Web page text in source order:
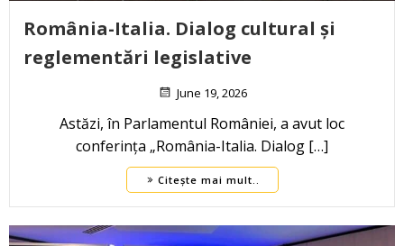
România-Italia. Dialog cultural și
reglementări legislative
June 19, 2026
Astăzi, în Parlamentul României, a avut loc
conferința „România-Italia. Dialog […]
Citește mai mult..